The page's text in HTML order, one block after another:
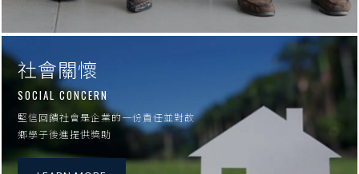
社會關懷
SOCIAL CONCERN
堅信回饋社會是企業的一份責任並對故
鄉學子後進提供獎助